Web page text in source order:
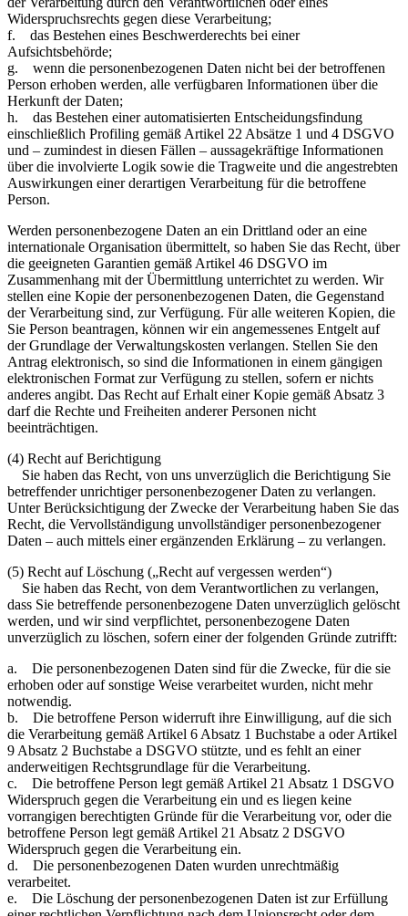
Widerspruchsrechts gegen diese Verarbeitung;
f. das Bestehen eines Beschwerderechts bei einer
Aufsichtsbehörde;
g. wenn die personenbezogenen Daten nicht bei der betroffenen
Person erhoben werden, alle verfügbaren Informationen über die
Herkunft der Daten;
h. das Bestehen einer automatisierten Entscheidungsfindung
einschließlich Profiling gemäß Artikel 22 Absätze 1 und 4 DSGVO
und – zumindest in diesen Fällen – aussagekräftige Informationen
über die involvierte Logik sowie die Tragweite und die angestrebten
Auswirkungen einer derartigen Verarbeitung für die betroffene
Person.
Werden personenbezogene Daten an ein Drittland oder an eine
internationale Organisation übermittelt, so haben Sie das Recht, über
die geeigneten Garantien gemäß Artikel 46 DSGVO im
Zusammenhang mit der Übermittlung unterrichtet zu werden. Wir
stellen eine Kopie der personenbezogenen Daten, die Gegenstand
der Verarbeitung sind, zur Verfügung. Für alle weiteren Kopien, die
Sie Person beantragen, können wir ein angemessenes Entgelt auf
der Grundlage der Verwaltungskosten verlangen. Stellen Sie den
Antrag elektronisch, so sind die Informationen in einem gängigen
elektronischen Format zur Verfügung zu stellen, sofern er nichts
anderes angibt. Das Recht auf Erhalt einer Kopie gemäß Absatz 3
darf die Rechte und Freiheiten anderer Personen nicht
beeinträchtigen.
(4) Recht auf Berichtigung
Sie haben das Recht, von uns unverzüglich die Berichtigung Sie
betreffender unrichtiger personenbezogener Daten zu verlangen.
Unter Berücksichtigung der Zwecke der Verarbeitung haben Sie das
Recht, die Vervollständigung unvollständiger personenbezogener
Daten – auch mittels einer ergänzenden Erklärung – zu verlangen.
(5) Recht auf Löschung („Recht auf vergessen werden“)
Sie haben das Recht, von dem Verantwortlichen zu verlangen,
dass Sie betreffende personenbezogene Daten unverzüglich gelöscht
werden, und wir sind verpflichtet, personenbezogene Daten
unverzüglich zu löschen, sofern einer der folgenden Gründe zutrifft:
a. Die personenbezogenen Daten sind für die Zwecke, für die sie
erhoben oder auf sonstige Weise verarbeitet wurden, nicht mehr
notwendig.
b. Die betroffene Person widerruft ihre Einwilligung, auf die sich
die Verarbeitung gemäß Artikel 6 Absatz 1 Buchstabe a oder Artikel
9 Absatz 2 Buchstabe a DSGVO stützte, und es fehlt an einer
anderweitigen Rechtsgrundlage für die Verarbeitung.
c. Die betroffene Person legt gemäß Artikel 21 Absatz 1 DSGVO
Widerspruch gegen die Verarbeitung ein und es liegen keine
vorrangigen berechtigten Gründe für die Verarbeitung vor, oder die
betroffene Person legt gemäß Artikel 21 Absatz 2 DSGVO
Widerspruch gegen die Verarbeitung ein.
d. Die personenbezogenen Daten wurden unrechtmäßig
verarbeitet.
e. Die Löschung der personenbezogenen Daten ist zur Erfüllung